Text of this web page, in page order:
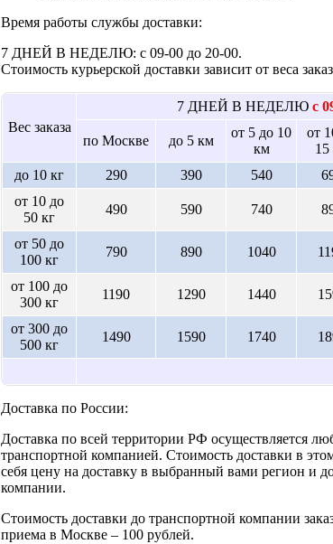
Время работы службы доставки:
7 ДНЕЙ В НЕДЕЛЮ: с 09-00 до 20-00.
Стоимость курьерской доставки зависит от веса
Вес заказа
7 ДНЕЙ В НЕДЕЛЮ с
по Москве до 5 км
от 5 до 10
км
от
до 10 кг
290 390 540
от 10 до
50 кг
490 590 740
от 50 до
100 кг
790 890 1040
от 100 до
300 кг
1190 1290 1440
от 300 до
500 кг
1490 1590 1740
Доставка по России:
Доставка по всей территории РФ осуществляется
транспортной компанией. Стоимость доставки в
себя цену на доставку в выбранный вами регион и
компании.
Стоимость доставки до транспортной компании
приема в Москве – 100 рублей.